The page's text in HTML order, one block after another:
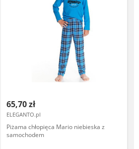
65,70 zł
ELEGANTO.pl
Piżama chłopięca Mario niebieska z
samochodem